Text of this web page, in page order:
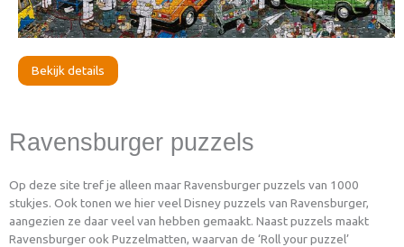
Bekijk details
Ravensburger puzzels
Op deze site tref je alleen maar Ravensburger puzzels van 1000
stukjes. Ook tonen we hier veel Disney puzzels van Ravensburger,
aangezien ze daar veel van hebben gemaakt. Naast puzzels maakt
Ravensburger ook Puzzelmatten, waarvan de ‘Roll your puzzel’